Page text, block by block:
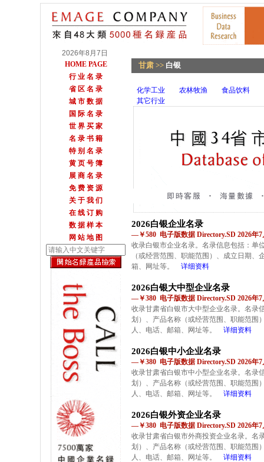
2026年8月7日
HOME PAGE
行 业 名 录
省 区 名 录
城 市 数 据
国 际 名 录
世 界 买 家
名 录 书 籍
特 别 名 录
黄 页 号 簿
展 商 名 录
免 费 资 源
关 于 我 们
在 线 订 购
数 据 样 本
网 站 地 图
甘肃 >> 白银
化学工业 农林牧渔
食品饮料
其它行业
2026白银企业名录
—￥580 电子版数据 Directory.SD 2026年7
收录白银市企业名录。名录信息包括：单
（或经营范围、职能范围）、成立日期
箱、网址等。
详细资料
2026白银大中型企业名录
—￥380 电子版数据 Directory.SD 2026年7
收录甘肃省白银市大中型企业名录。名录
划）、产品名称（或经营范围、职能范围
人、电话、邮箱、网址等。
详细资料
2026白银中小企业名录
—￥380 电子版数据 Directory.SD 2026年7
收录甘肃省白银市中小型企业名录。名录
划）、产品名称（或经营范围、职能范围
人、电话、邮箱、网址等。
详细资料
2026白银外资企业名录
—￥380 电子版数据 Directory.SD 2026年7
收录甘肃省白银市外商投资企业名录。名
划）、产品名称（或经营范围、职能范围
人、电话、邮箱、网址等。
详细资料